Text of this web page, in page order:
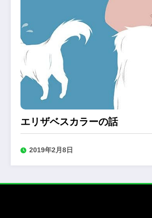
エリザベスカラーの話
2019年2月8日